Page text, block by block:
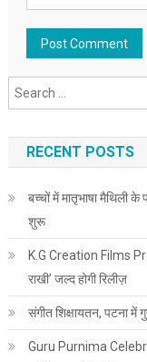
RECENT POSTS
बच्चों में मातृभाषा मैथिली
शुरू
K.G Creation Films
राखी’ जल्द होगी रिलीज़
संगीत शिक्षायतन, पटना
Guru Purnima